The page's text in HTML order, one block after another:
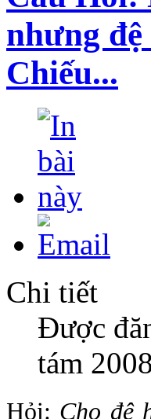
nhưng
Chiếu...
Chi tiết
Được
tám
Hỏi: Cho đệ